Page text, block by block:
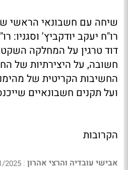
שיחה עם חשבונאי הראשי
רו"ח יעקב יודקביץ' וסגניו:
דוד טרגין על המחלקה
חשובה, על היצירתיות של
החשיבות הקריטית של
ועל תקנים חשבונאיים
הקרובות
אבישי עובדיה והרצי אהרון |
09:20